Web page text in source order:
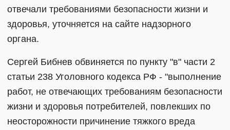
отвечали требованиями безопасности жизни и
здоровья, уточняется на сайте надзорного
органа.
Сергей Бибнев обвиняется по пункту "в" части 2
статьи 238 Уголовного кодекса РФ - "выполнение
работ, не отвечающих требованиям безопасности
жизни и здоровья потребителей, повлекших по
неосторожности причинение тяжкого вреда